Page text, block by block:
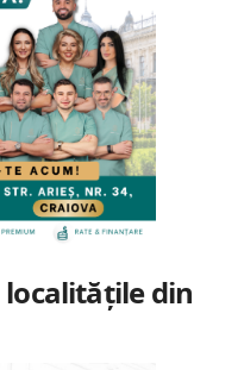
localitățile din